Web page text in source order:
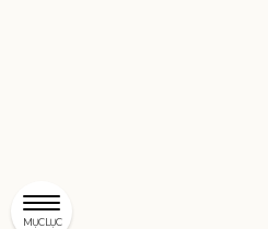
MỤC LỤC